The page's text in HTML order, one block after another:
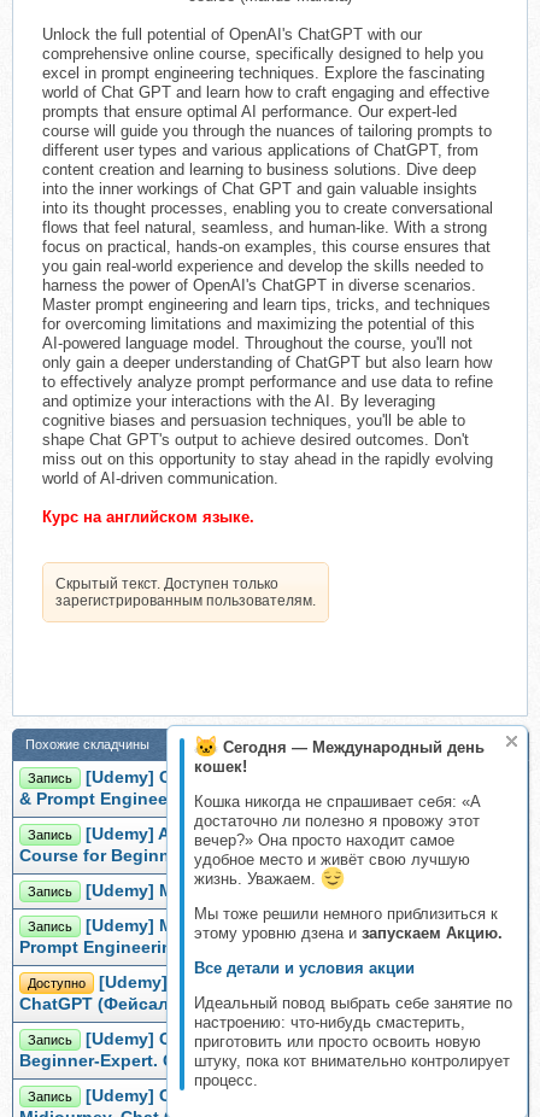
Сегодня — Международный день
кошек!
Кошка никогда не спрашивает себя: «А
достаточно ли полезно я провожу этот
вечер?» Она просто находит самое
удобное место и живёт свою лучшую
жизнь. Уважаем.
Мы тоже решили немного приблизиться к
этому уровню дзена и запускаем Акцию.
Все детали и условия акции
Идеальный повод выбрать себе занятие по
настроению: что-нибудь смастерить,
приготовить или просто освоить новую
штуку, пока кот внимательно контролирует
процесс.
Unlock the full potential of OpenAI's ChatGPT with our
comprehensive online course, specifically designed to help you
excel in prompt engineering techniques. Explore the fascinating
world of Chat GPT and learn how to craft engaging and effective
prompts that ensure optimal AI performance. Our expert-led
course will guide you through the nuances of tailoring prompts to
different user types and various applications of ChatGPT, from
content creation and learning to business solutions. Dive deep
into the inner workings of Chat GPT and gain valuable insights
into its thought processes, enabling you to create conversational
flows that feel natural, seamless, and human-like. With a strong
focus on practical, hands-on examples, this course ensures that
you gain real-world experience and develop the skills needed to
harness the power of OpenAI's ChatGPT in diverse scenarios.
Master prompt engineering and learn tips, tricks, and techniques
for overcoming limitations and maximizing the potential of this
AI-powered language model. Throughout the course, you'll not
only gain a deeper understanding of ChatGPT but also learn how
to effectively analyze prompt performance and use data to refine
and optimize your interactions with the AI. By leveraging
cognitive biases and persuasion techniques, you'll be able to
shape Chat GPT's output to achieve desired outcomes. Don't
miss out on this opportunity to stay ahead in the rapidly evolving
world of AI-driven communication.
Курс на английском языке.
Скрытый текст. Доступен только
зарегистрированным пользователям.
Похожие складчины
Запись
[Udemy] ChatGPT Complete Course - Learn ChatGPT
& Prompt Engineering (Mike Wheeler, Evan Wheeler)
Запись
[Udemy] ABCs of ChatGPT: The Ultimate ChatGPT
Course for Beginner (Claudiu Ivan)
Запись [Udemy] Master Course in ChatGPT (Dr. José J)
Запись
[Udemy] Master ChatGPT : Learn the Secret Hack to
Prompt Engineering (Ibrahim Mukherjee)
Доступно
[Udemy] Мастер ChatGPT: полный курс OpenAI
ChatGPT (Фейсал Замир)
Запись
[Udemy] ChatGPT Complete Course: ChatGPT
Beginner-Expert. ChatGPT (Steve Ballinger)
Запись
[Udemy] ChatGPT Masters: AI Prompt Engineering,